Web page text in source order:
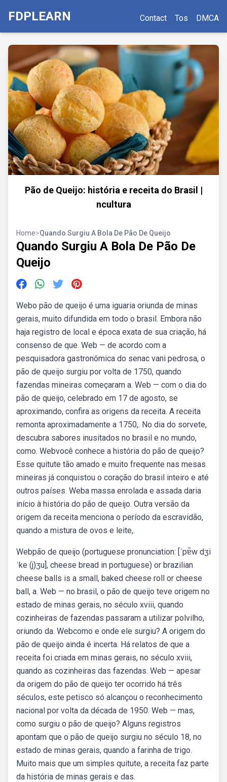
FDPLEARN Contact Tos DMCA
Pão de Queijo: história e receita do Brasil |
ncultura
Home>Quando Surgiu A Bola De Pão De Queijo
Quando Surgiu A Bola De Pão De
Queijo
Webo pão de queijo é uma iguaria oriunda de minas
gerais, muito difundida em todo o brasil. Embora não
haja registro de local e época exata de sua criação, há
consenso de que. Web — de acordo com a
pesquisadora gastronômica do senac vani pedrosa, o
pão de queijo surgiu por volta de 1750, quando
fazendas mineiras começaram a. Web — com o dia do
pão de queijo, celebrado em 17 de agosto, se
aproximando, confira as origens da receita. A receita
remonta aproximadamente a 1750,. No dia do sorvete,
descubra sabores inusitados no brasil e no mundo,
como. Webvocê conhece a história do pão de queijo?
Esse quitute tão amado e muito frequente nas mesas
mineiras já conquistou o coração do brasil inteiro e até
outros países. Weba massa enrolada e assada daria
início à história do pão de queijo. Outra versão da
origem da receita menciona o período da escravidão,
quando a mistura de ovos e leite,.
Webpão de queijo (portuguese pronunciation: [ˈpɐ̃w dʒi
ˈke (j)ʒu], cheese bread in portuguese) or brazilian
cheese balls is a small, baked cheese roll or cheese
ball, a. Web — no brasil, o pão de queijo teve origem no
estado de minas gerais, no século xviii, quando
cozinheiras de fazendas passaram a utilizar polvilho,
oriundo da. Webcomo e onde ele surgiu? A origem do
pão de queijo ainda é incerta. Há relatos de que a
receita foi criada em minas gerais, no século xviii,
quando as cozinheiras das fazendas. Web — apesar
da origem do pão de queijo ter ocorrido há três
séculos, este petisco só alcançou o reconhecimento
nacional por volta da década de 1950. Web — mas,
como surgiu o pão de queijo? Alguns registros
apontam que o pão de queijo surgiu no século 18, no
estado de minas gerais, quando a farinha de trigo.
Muito mais que um simples quitute, a receita faz parte
da história de minas gerais e das.